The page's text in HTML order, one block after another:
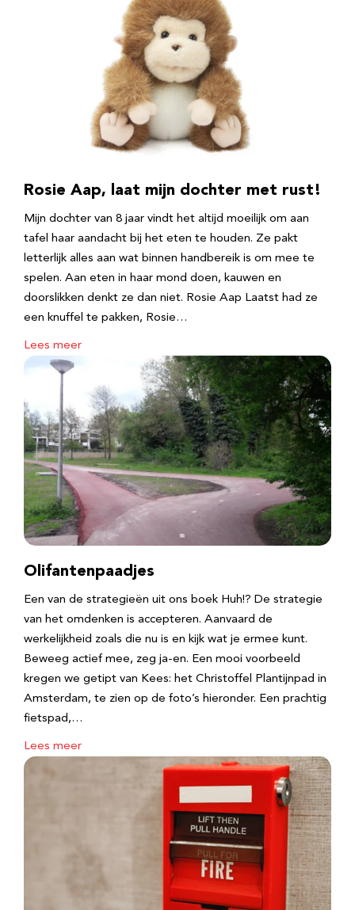
Rosie Aap, laat mijn dochter met rust!
Mijn dochter van 8 jaar vindt het altijd moeilijk om aan
tafel haar aandacht bij het eten te houden. Ze pakt
letterlijk alles aan wat binnen handbereik is om mee te
spelen. Aan eten in haar mond doen, kauwen en
doorslikken denkt ze dan niet. Rosie Aap Laatst had ze
een knuffel te pakken, Rosie…
Lees meer
Olifantenpaadjes
Een van de strategieën uit ons boek Huh!? De strategie
van het omdenken is accepteren. Aanvaard de
werkelijkheid zoals die nu is en kijk wat je ermee kunt.
Beweeg actief mee, zeg ja-en. Een mooi voorbeeld
kregen we getipt van Kees: het Christoffel Plantijnpad in
Amsterdam, te zien op de foto’s hieronder. Een prachtig
fietspad,…
Lees meer